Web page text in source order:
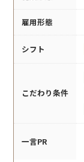
雇用形態
シフト
こだわり条件
一言PR